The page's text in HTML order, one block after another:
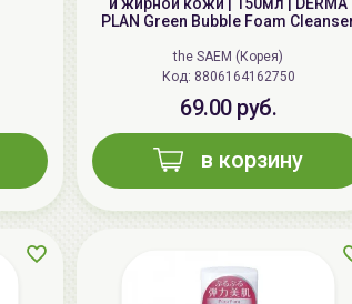
PLAN Green Bubble Foam
the SAEM (Корея)
Код: 8806164162750
69.00 руб.
в корзину